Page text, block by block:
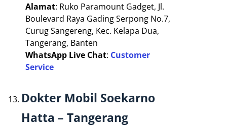
Alamat: Ruko Paramount Gadget, Jl.
Boulevard Raya Gading Serpong No.7,
Curug Sangereng, Kec. Kelapa Dua,
Tangerang, Banten
WhatsApp Live Chat: Customer
Service
Dokter Mobil Soekarno
Hatta – Tangerang